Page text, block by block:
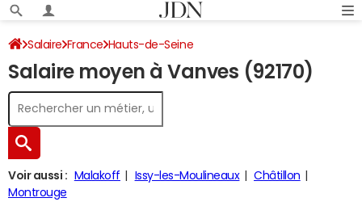
Salaire France Hauts-de-Seine
Salaire moyen à Vanves (92170)
Voir aussi : Malakoff Issy-les-Moulineaux
Châtillon
Montrouge